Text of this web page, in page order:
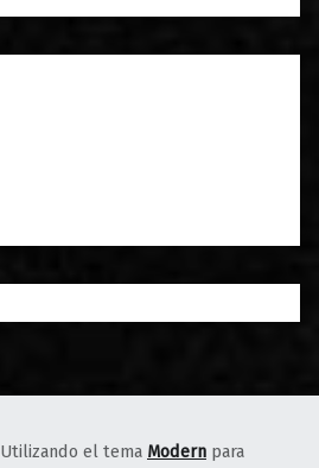
Utilizando el tema Modern para